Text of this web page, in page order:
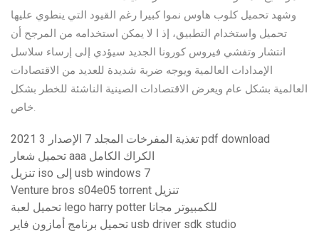
وشهد تحميل كلوب هاوس نموا كبيرا رغم القيود التي ينطوي عليها
تحميل واستخدام التطبيق، إذ ا لا يمكن استخدامه من المرجح أن
انتشار وتفشي فيروس كورونا الجديد سيؤدي إلى إرساء سلاسل
الإمدادات العالمية ويوجه ضربة شديدة للعديد من الاقتصادات
العالمية بشكل عام ويعرض الاقتصادات الصينية الناشئة للخطر بشكل
خاص.
تغذية المفرخات المجلد 7 الإصدار 3 2021 pdf download
تحميل شعار aaa الكراك الكامل
تنزيل iso إلى usb windows 7
Venture bros s04e05 torrent تنزيل
تحميل لعبة lego harry potter للكمبيوتر مجانا
تحميل برنامج أمازون فاير usb driver sdk studio